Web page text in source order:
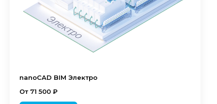
nanoCAD BIM Электро
От 71 500 ₽